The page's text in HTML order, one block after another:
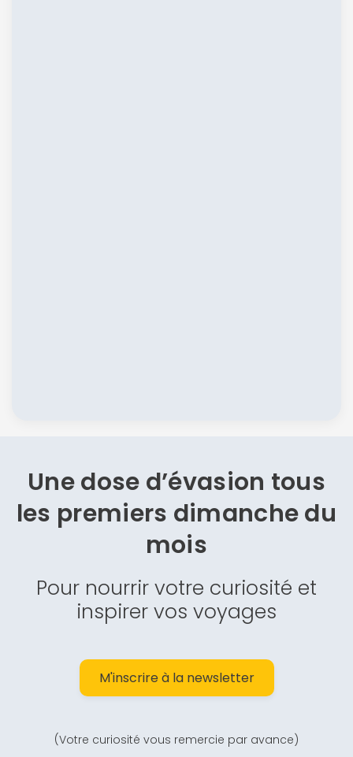
Une dose d’évasion tous
les premiers dimanche du
mois
Pour nourrir votre curiosité et
inspirer vos voyages
M'inscrire à la newsletter
(Votre curiosité vous remercie par avance)